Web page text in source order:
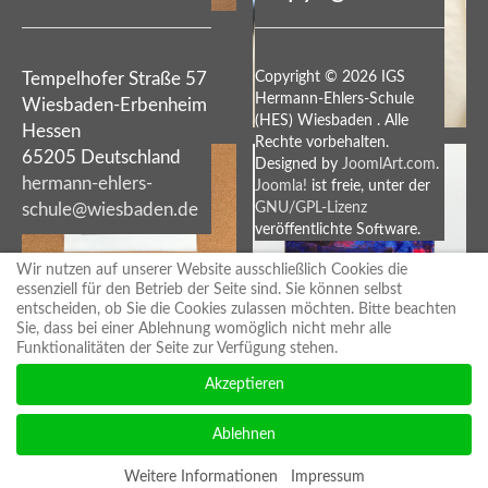
Tempelhofer Straße 57
Wiesbaden-Erbenheim
Hessen
65205 Deutschland
hermann-ehlers-
schule@wiesbaden.de
Copyright © 2026 IGS
Hermann-Ehlers-Schule
(HES) Wiesbaden . Alle
Rechte vorbehalten.
Designed by JoomlArt.com.
Joomla! ist freie, unter der
GNU/GPL-Lizenz
veröffentlichte Software.
Rechtshinweise
·
Datenschutz
Wir nutzen auf unserer Website ausschließlich Cookies die
essenziell für den Betrieb der Seite sind. Sie können selbst
entscheiden, ob Sie die Cookies zulassen möchten. Bitte beachten
Sie, dass bei einer Ablehnung womöglich nicht mehr alle
Funktionalitäten der Seite zur Verfügung stehen.
Akzeptieren
Ablehnen
Weitere Informationen Impressum